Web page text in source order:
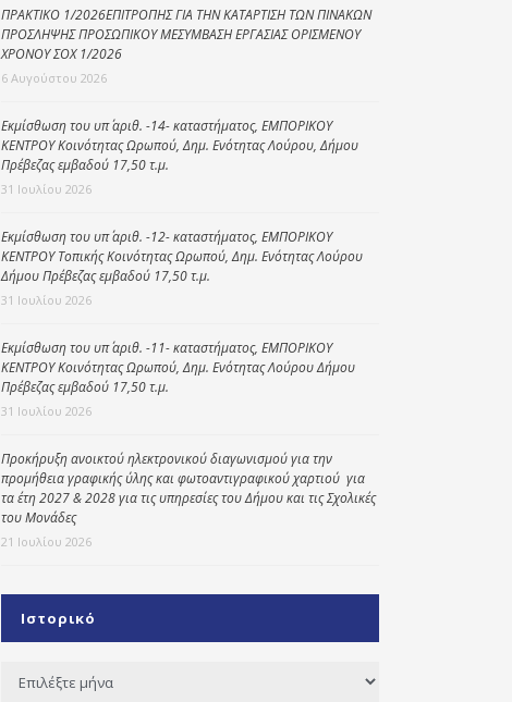
Κοινωνικό
παντοπωλείο
Kοινωνικό
Πρόγραμμα
“Βοήθεια στο σπίτι”
Φροντίδας
Ηλικιωμένων
(Κ.Η.Φ.Η.) Πρέβεζας
ΠΡΑΚΤΙΚΟ 1/2026ΕΠΙΤΡΟΠΗΣ ΓΙΑ ΤΗΝ ΚΑΤΑΡΤΙΣΗ ΤΩΝ ΠΙΝΑΚΩΝ
ΠΡΟΣΛΗΨΗΣ ΠΡΟΣΩΠΙΚΟΥ ΜΕΣΥΜΒΑΣΗ ΕΡΓΑΣΙΑΣ ΟΡΙΣΜΕΝΟΥ
ΧΡΟΝΟΥ ΣΟΧ 1/2026
6 Αυγούστου 2026
Εκμίσθωση του υπ΄ αριθ. -14- καταστήματος, ΕΜΠΟΡΙΚΟΥ
ΚΕΝΤΡΟΥ Κοινότητας Ωρωπού, Δημ. Ενότητας Λούρου, Δήμου
Πρέβεζας εμβαδού 17,50 τ.μ.
31 Ιουλίου 2026
Εκμίσθωση του υπ΄ αριθ. -12- καταστήματος, ΕΜΠΟΡΙΚΟΥ
ΚΕΝΤΡΟΥ Τοπικής Κοινότητας Ωρωπού, Δημ. Ενότητας Λούρου
Δήμου Πρέβεζας εμβαδού 17,50 τ.μ.
31 Ιουλίου 2026
Εκμίσθωση του υπ΄ αριθ. -11- καταστήματος, ΕΜΠΟΡΙΚΟΥ
ΚΕΝΤΡΟΥ Κοινότητας Ωρωπού, Δημ. Ενότητας Λούρου Δήμου
Πρέβεζας εμβαδού 17,50 τ.μ.
31 Ιουλίου 2026
Προκήρυξη ανοικτού ηλεκτρονικού διαγωνισμού για την
προμήθεια γραφικής ύλης και φωτοαντιγραφικού χαρτιού για
τα έτη 2027 & 2028 για τις υπηρεσίες του Δήμου και τις Σχολικές
του Μονάδες
21 Ιουλίου 2026
Ιστορικό
Ιστορικό